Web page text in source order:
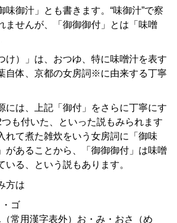
味御汁」とも書きます。“味御汁”で察
ませんが、「御御御付」とは「味噌
け）」は、おつゆ、特に味噌汁を表す
自体、京都の女房詞※に由来する丁寧
には、上記「御付」をさらに丁寧にす
も付いた、といった説もみられます
れて煮た雑炊をいう女房詞に「御味
があることから、「御御御付」は味噌
いる、という説もあります。
方は
ゴ
常用漢字表外）お・み・おさ（め